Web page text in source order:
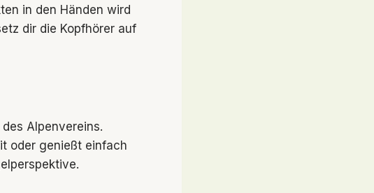
in den Händen wird
dir die Kopfhörer auf
Alpenvereins.
oder genießt einfach